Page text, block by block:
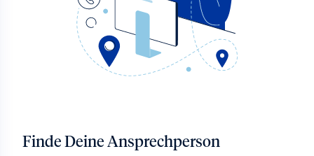
Finde Deine Ansprechperson